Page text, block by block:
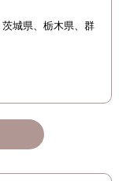
茨城県 栃木県
群